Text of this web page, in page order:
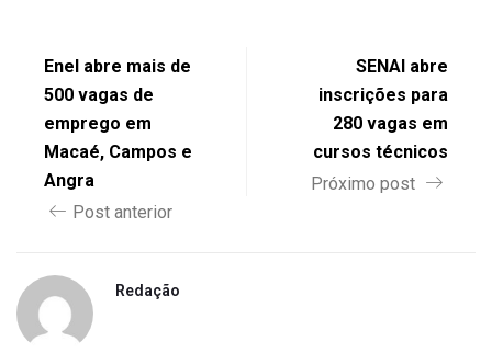
Enel abre mais de
500 vagas de
emprego em
Macaé, Campos e
Angra
Post anterior
SENAI abre
inscrições para
280 vagas em
cursos técnicos
Próximo post
Redação